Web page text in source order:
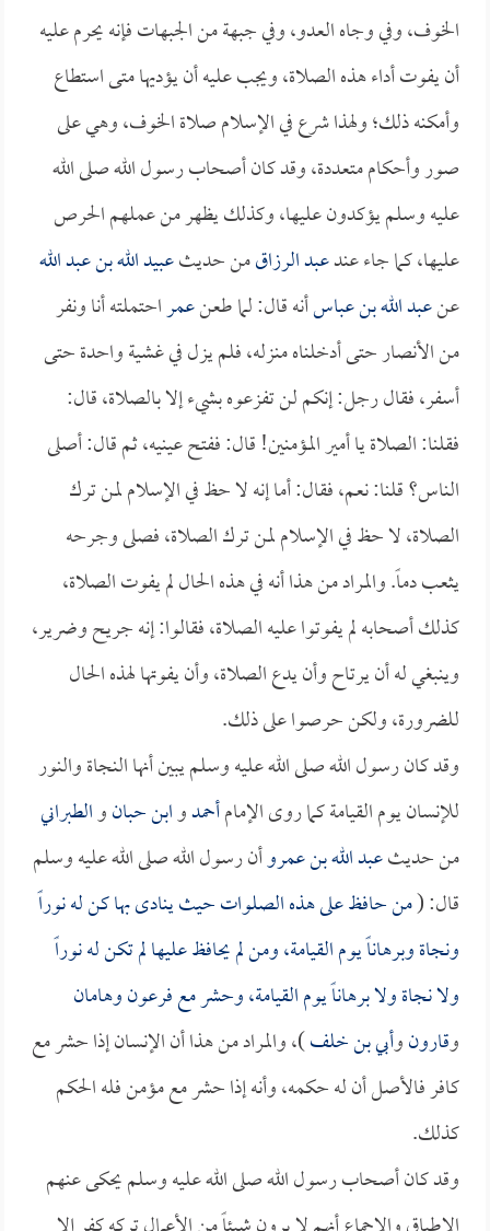
الخوف، وفي وجاه العدو، وفي جبهة من الجبهات فإنه يحرم عليه
أن يفوت أداء هذه الصلاة، ويجب عليه أن يؤديها متى استطاع
وأمكنه ذلك؛ ولهذا شرع في الإسلام صلاة الخوف، وهي على
صور وأحكام متعددة، وقد كان أصحاب رسول الله صلى الله
عليه وسلم يؤكدون عليها، وكذلك يظهر من عملهم الحرص
عليها، كما جاء عندعبد الرزاقمن حديثعبيد الله بن عبد الله
عنعبد الله بن عباسأنه قال: لما طعنعمراحتملته أنا ونفر
من الأنصار حتى أدخلناه منزله، فلم يزل في غشية واحدة حتى
أسفر، فقال رجل: إنكم لن تفزعوه بشيء إلا بالصلاة، قال:
فقلنا: الصلاة يا أمير المؤمنين! قال: ففتح عينيه، ثم قال: أصلى
الناس؟ قلنا: نعم، فقال: أما إنه لا حظ في الإسلام لمن ترك
الصلاة، لا حظ في الإسلام لمن ترك الصلاة، فصلى وجرحه
يثعب دماً. والمراد من هذا أنه في هذه الحال لم يفوت الصلاة،
كذلك أصحابه لم يفوتوا عليه الصلاة، فقالوا: إنه جريح وضرير،
وينبغي له أن يرتاح وأن يدع الصلاة، وأن يفوتها لهذه الحال
للضرورة، ولكن حرصوا على ذلك.
وقد كان رسول الله صلى الله عليه وسلم يبين أنها النجاة والنور
للإنسان يوم القيامة كما روى الإمامأحمدوابن حبانوالطبراني
من حديثعبد الله بن عمروأن رسول الله صلى الله عليه وسلم
قال: (من حافظ على هذه الصلوات حيث ينادى بها كن له نوراً
ونجاة وبرهاناً يوم القيامة، ومن لم يحافظ عليها لم تكن له نوراً
ولا نجاة ولا برهاناً يوم القيامة، وحشر مع فرعون وهامان
وقارونوأبي بن خلف)، والمراد من هذا أن الإنسان إذا حشر مع
كافر فالأصل أن له حكمه، وأنه إذا حشر مع مؤمن فله الحكم
كذلك.
وقد كان أصحاب رسول الله صلى الله عليه وسلم يحكى عنهم